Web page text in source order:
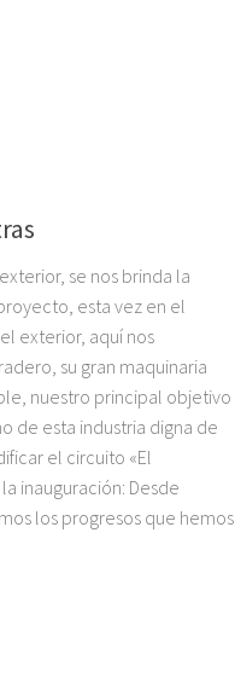
se nos brinda la
esta vez en el
exterior, aquí nos
su gran maquinaria
nuestro principal objetivo
de esta industria digna de
el circuito «El
inauguración: Desde
los progresos que hemos